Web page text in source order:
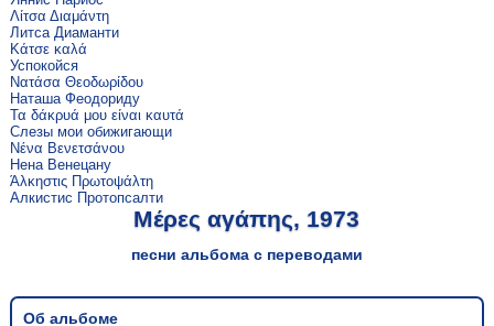
Λίτσα Διαμάντη
Литса Диаманти
Κάτσε καλά
Успокойся
Νατάσα Θεοδωρίδου
Наташа Феодориду
Τα δάκρυά μου είναι καυτά
Слезы мои обижигающи
Νένα Βενετσάνου
Нена Венецану
Άλκηστις Πρωτοψάλτη
Алкистис Протопсалти
Μέρες αγάπης, 1973
песни альбома с переводами
Об альбоме